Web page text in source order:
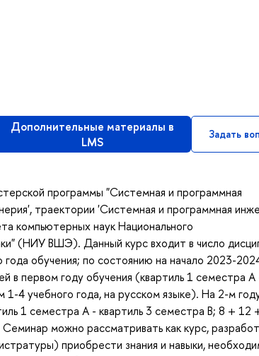
Дополнительные материалы в
LMS
Задать
программы "Системная и программная
траектории 'Системная и программная
компьютерных наук Национального
(НИУ ВШЭ). Данный курс входит в число
обучения; по состоянию на начало 2023-
в первом году обучения (квартиль 1 семестра A
4 учебного года, на русском языке). На 2-м
1 семестра A - квартиль 3 семестра B; 8 + 12
можно рассматривать как курс,
приобрести знания и навыки,